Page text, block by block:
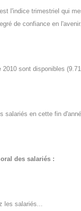
est l'indice trimestriel qui
de confiance en l'avenir.
2010 sont disponibles
salariés en cette fin
des salariés :
les salariés...